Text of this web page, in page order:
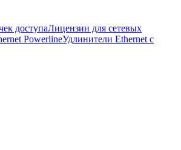
доступаЛицензии для сетевых
PowerlineУдлинители Ethernet с